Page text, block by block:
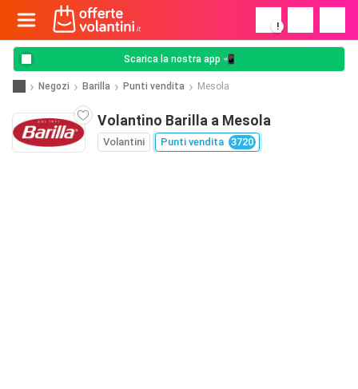
!
Scarica la nostra app 📲
Negozi Barilla Punti vendita Mesola
Volantino Barilla a Mesola
Volantini Punti vendita 3720